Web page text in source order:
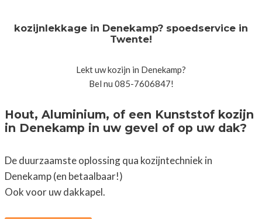
kozijnlekkage in Denekamp? spoedservice in
Twente!
Lekt uw kozijn in Denekamp?
Bel nu 085-7606847!
Hout, Aluminium, of een Kunststof kozijn
in Denekamp in uw gevel of op uw dak?
De duurzaamste oplossing qua kozijntechniek in
Denekamp (en betaalbaar!)
Ook voor uw dakkapel.